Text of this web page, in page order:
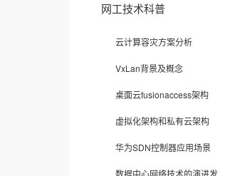
网工技术科普
云计算容灾方案分析
VxLan背景及概念
桌面云fusionaccess架构
虚拟化架构和私有云架构
华为SDN控制器应用场景
数据中心网络技术的演进发